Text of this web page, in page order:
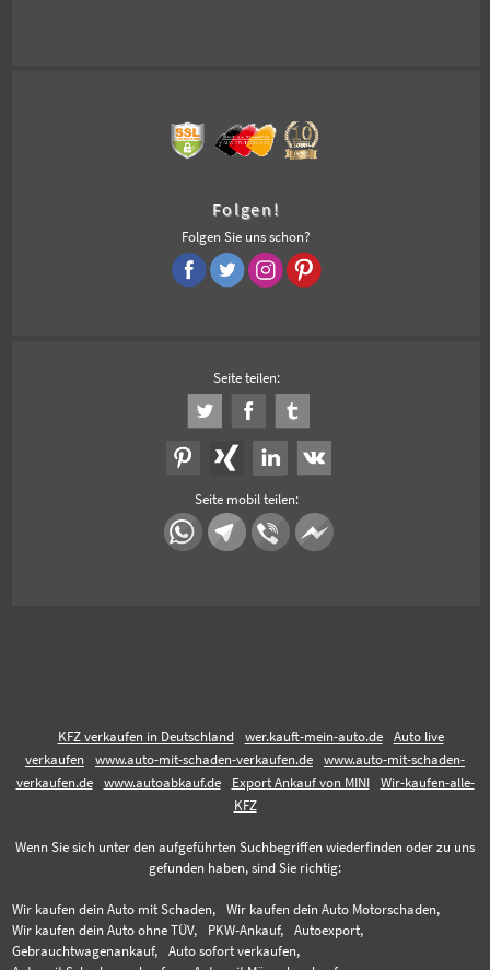
Folgen!
Folgen Sie uns schon?
Seite teilen:
Seite mobil teilen:
KFZ verkaufen in Deutschland wer.kauft-mein-auto.de
Auto live
verkaufen
www.auto-mit-schaden-verkaufen.de
www.auto-mit-schaden-
verkaufen.de
www.autoabkauf.de Export Ankauf von MINI
Wir-kaufen-alle-
KFZ
Wenn Sie sich unter den aufgeführten Suchbegriffen wiederfinden oder zu uns
gefunden haben, sind Sie richtig:
Wir kaufen dein Auto mit Schaden,
Wir kaufen dein Auto Motorschaden,
Wir kaufen dein Auto ohne TÜV,
PKW-Ankauf,
Autoexport,
Gebrauchtwagenankauf,
Auto sofort verkaufen,